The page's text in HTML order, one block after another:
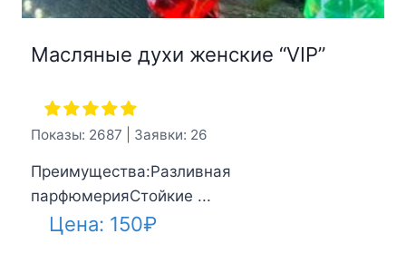
Масляные духи женские “VIP”
Показы: 2687 | Заявки: 26
Преимущества:Разливная
парфюмерияСтойкие ...
Цена: 150₽